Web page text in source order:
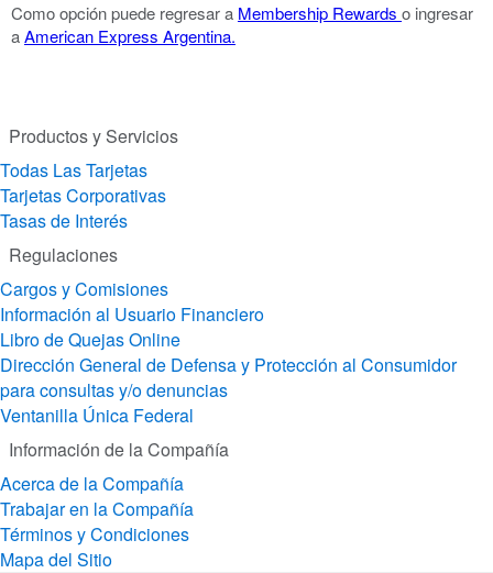
Como opción puede regresar a Membership Rewards o ingresar
aAmerican Express Argentina.
Productos y Servicios
Todas Las Tarjetas
Tarjetas Corporativas
Tasas de Interés
Regulaciones
Cargos y Comisiones
Información al Usuario Financiero
Libro de Quejas Online
Dirección General de Defensa y Protección al Consumidor
para consultas y/o denuncias
Ventanilla Única Federal
Información de la Compañía
Acerca de la Compañía
Trabajar en la Compañía
Términos y Condiciones
Mapa del Sitio